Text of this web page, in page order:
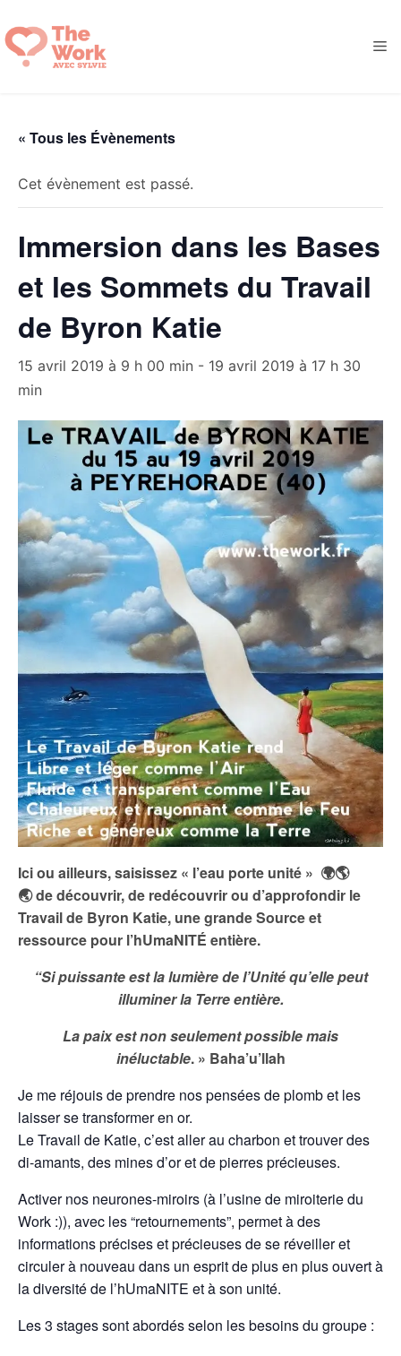
au
contenu
« Tous les Évènements
Cet évènement est passé.
Immersion dans les Bases
et les Sommets du Travail
de Byron Katie
15 avril 2019 à 9 h 00 min - 19 avril 2019 à 17 h 30
min
Ici ou ailleurs, saisissez « l’eau porte unité » 🌍🌎
🌏de découvrir, de redécouvrir ou d’approfondir le
Travail de Byron Katie, une grande Source et
ressource pour l’hUmaNITÉ entière.
“Si puissante est la lumière de l’Unité qu’elle peut
illuminer la Terre entière.
La paix est non seulement possible mais
inéluctable. » Baha’u’llah
Je me réjouis de prendre nos pensées de plomb et les
laisser se transformer en or.
Le Travail de Katie, c’est aller au charbon et trouver des
di-amants, des mines d’or et de pierres précieuses.
Activer nos neurones-miroirs (à l’usine de miroiterie du
Work :)), avec les “retournements”, permet à des
informations précises et précieuses de se réveiller et
circuler à nouveau dans un esprit de plus en plus ouvert à
la diversité de l’hUmaNITE et à son unité.
Les 3 stages sont abordés selon les besoins du groupe :